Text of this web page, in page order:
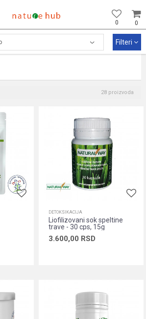
0
0
Filteri
28 proizvoda
DETOKSIKACIJA
Liofilizovani sok speltine
trave - 30 cps, 15g
3.600,00 RSD